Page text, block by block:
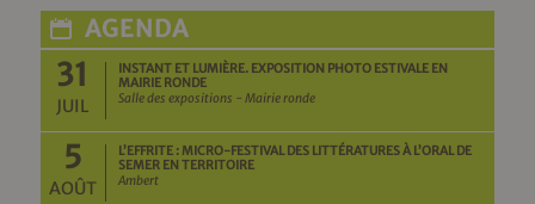
AGENDA
31
JUIL
INSTANT ET LUMIÈRE. EXPOSITION PHOTO ESTIVALE EN
MAIRIE RONDE
Salle des expositions - Mairie ronde
5
AOÛT
L’EFFRITE : MICRO-FESTIVAL DES LITTÉRATURES À L’ORAL DE
SEMER EN TERRITOIRE
Ambert